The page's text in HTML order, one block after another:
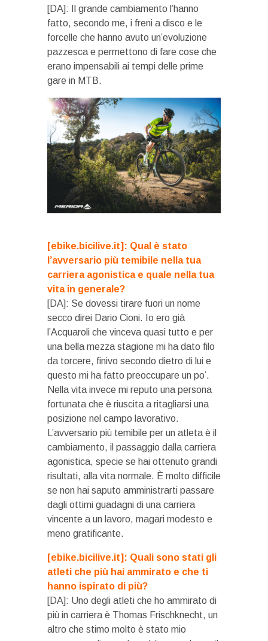
[DA]: Il grande cambiamento l’hanno
fatto, secondo me, i freni a disco e le
forcelle che hanno avuto un’evoluzione
pazzesca e permettono di fare cose che
erano impensabili ai tempi delle prime
gare in MTB.
[ebike.bicilive.it]: Qual è stato
l’avversario più temibile nella tua
carriera agonistica e quale nella tua
vita in generale?
[DA]: Se dovessi tirare fuori un nome
secco direi Dario Cioni. Io ero già
l’Acquaroli che vinceva quasi tutto e per
una bella mezza stagione mi ha dato filo
da torcere, finivo secondo dietro di lui e
questo mi ha fatto preoccupare un po’.
Nella vita invece mi reputo una persona
fortunata che è riuscita a ritagliarsi una
posizione nel campo lavorativo.
L’avversario più temibile per un atleta è il
cambiamento, il passaggio dalla carriera
agonistica, specie se hai ottenuto grandi
risultati, alla vita normale. È molto difficile
se non hai saputo amministrarti passare
dagli ottimi guadagni di una carriera
vincente a un lavoro, magari modesto e
meno gratificante.
[ebike.bicilive.it]: Quali sono stati gli
atleti che più hai ammirato e che ti
hanno ispirato di più?
[DA]: Uno degli atleti che ho ammirato di
più in carriera è Thomas Frischknecht, un
altro che stimo molto è stato mio